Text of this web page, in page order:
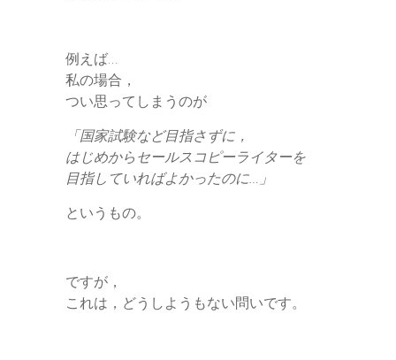
例えば…
私の場合，
つい思ってしまうのが
「国家試験など目指さずに，
はじめからセールスコピーライターを
目指していればよかったのに…」
というもの。
ですが，
これは，どうしようもない問いです。